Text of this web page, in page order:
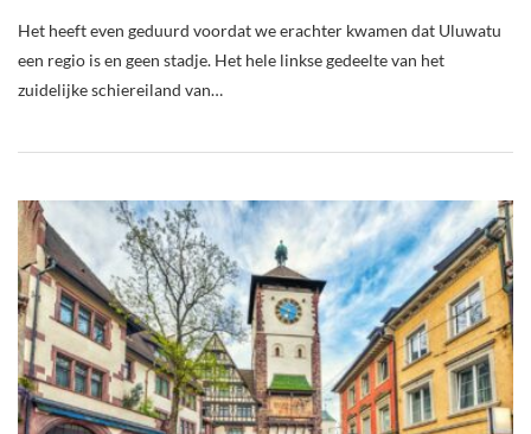
Het heeft even geduurd voordat we erachter kwamen dat Uluwatu
een regio is en geen stadje. Het hele linkse gedeelte van het
zuidelijke schiereiland van…